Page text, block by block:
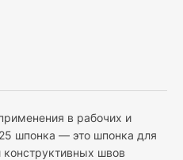
в рабочих и
шпонка — это шпонка для
конструктивных швов